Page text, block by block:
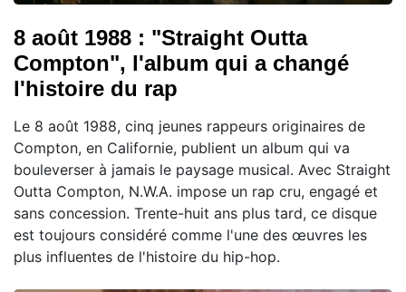
8 août 1988 : "Straight Outta
Compton", l'album qui a changé
l'histoire du rap
Le 8 août 1988, cinq jeunes rappeurs originaires de
Compton, en Californie, publient un album qui va
bouleverser à jamais le paysage musical. Avec Straight
Outta Compton, N.W.A. impose un rap cru, engagé et
sans concession. Trente-huit ans plus tard, ce disque
est toujours considéré comme l'une des œuvres les
plus influentes de l'histoire du hip-hop.